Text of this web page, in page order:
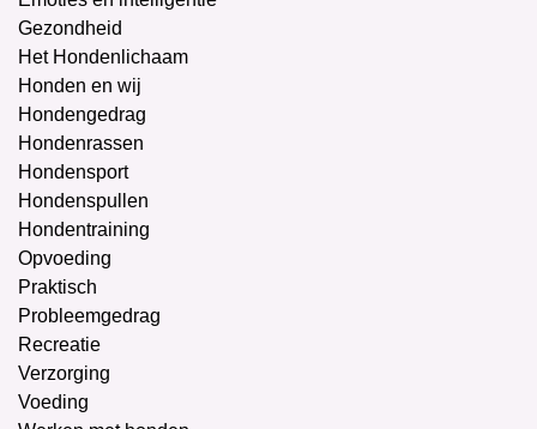
Gezondheid
Het Hondenlichaam
Honden en wij
Hondengedrag
Hondenrassen
Hondensport
Hondenspullen
Hondentraining
Opvoeding
Praktisch
Probleemgedrag
Recreatie
Verzorging
Voeding